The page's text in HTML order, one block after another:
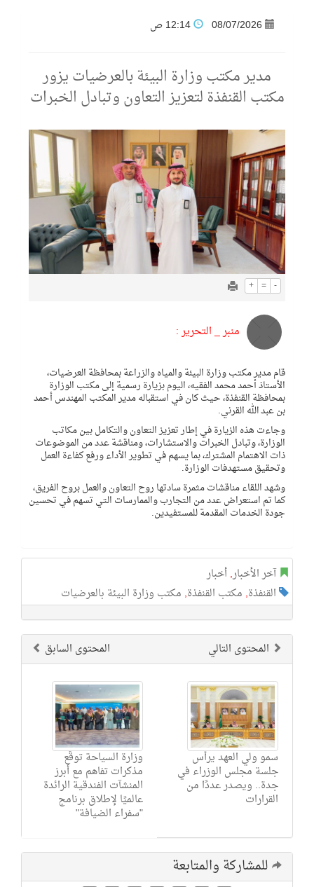
08/07/2026
مدير مكتب وزارة البيئة بالعرضيات يزور
مكتب القنفذة لتعزيز التعاون وتبادل الخبرات
+ = -
منبر _ التحرير :
قام مدير مكتب وزارة البيئة والمياه والزراعة بمحافظة العرضيات،
الأستاذ أحمد محمد الفقيه، اليوم بزيارة رسمية إلى مكتب الوزارة
بمحافظة القنفذة، حيث كان في استقباله مدير المكتب المهندس أحمد
بن عبد الله القرني.
وجاءت هذه الزيارة في إطار تعزيز التعاون والتكامل بين مكاتب
الوزارة، وتبادل الخبرات والاستشارات، ومناقشة عدد من الموضوعات
ذات الاهتمام المشترك، بما يسهم في تطوير الأداء ورفع كفاءة العمل
وتحقيق مستهدفات الوزارة.
وشهد اللقاء مناقشات مثمرة سادتها روح التعاون والعمل بروح الفريق،
كما تم استعراض عدد من التجارب والممارسات التي تسهم في تحسين
جودة الخدمات المقدمة للمستفيدين.
آخر الأخبار,أخبار
القنفذة, مكتب القنفذة, مكتب وزارة البيئة بالعرضيات
المحتوى السابق المحتوى التالي
وزارة السياحة توقّع
مذكرات تفاهم مع أبرز
المنشآت الفندقية الرائدة
عالميًا لإطلاق برنامج
"سفراء الضيافة"
سمو ولي العهد يرأس
جلسة مجلس الوزراء في
جدة.. ويصدر عددًا من
القرارات
للمشاركة والمتابعة